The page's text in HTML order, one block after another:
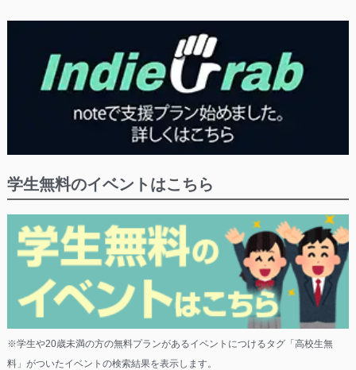
学生無料のイベントはこちら
※学生や20歳未満の方の無料プランがあるイベントにつけるタグ「高校生無
料」がついたイベントの検索結果を表示します。